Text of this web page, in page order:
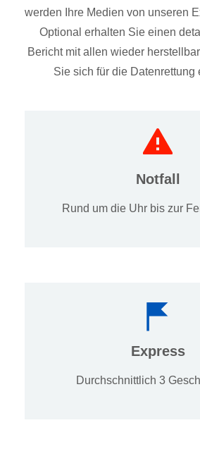
werden Ihre Medien von unseren
Optional erhalten Sie einen
Bericht mit allen wieder
Sie sich für die Datenrettung
Notfall
Rund um die Uhr bis zur
Express
Durchschnittlich 3